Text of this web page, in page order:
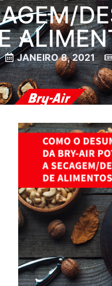
JANEIRO 8, 2021